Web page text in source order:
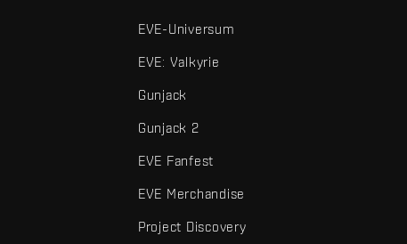
EVE-Universum
EVE: Valkyrie
Gunjack
Gunjack 2
EVE Fanfest
EVE Merchandise
Project Discovery